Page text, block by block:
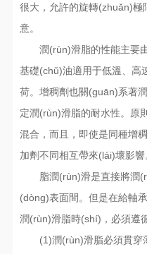
很大，允許的旋轉(zhuǎn)
意。
潤(rùn)滑脂的性能主要由
基礎(chǔ)油適用于低溫、高速;
荷。增稠劑也關(guān)系著
定潤(rùn)滑脂的耐水性。原
混合，而且，即使是同種
加劑不同相互帶來(lái)壞影響
脂潤(rùn)滑是直接將潤
(dòng)表面間。但是在給軸
潤(rùn)滑脂時(shí)，必須
(1)潤(rùn)滑脂必須貫穿